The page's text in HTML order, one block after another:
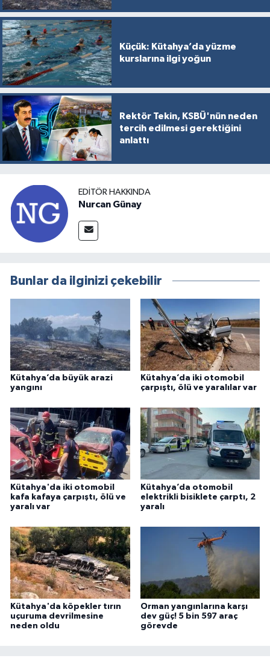
Küçük: Kütahya’da yüzme
kurslarına ilgi yoğun
Rektör Tekin, KSBÜ'nün neden
tercih edilmesi gerektiğini
anlattı
EDITÖR HAKKINDA
Nurcan Günay
Bunlar da ilginizi çekebilir
Kütahya’da büyük arazi
yangını
Kütahya’da iki otomobil
çarpıştı, ölü ve yaralılar var
Kütahya'da iki otomobil
kafa kafaya çarpıştı, ölü ve
yaralı var
Kütahya’da otomobil
elektrikli bisiklete çarptı, 2
yaralı
Kütahya'da köpekler tırın
uçuruma devrilmesine
neden oldu
Orman yangınlarına karşı
dev güç! 5 bin 597 araç
görevde